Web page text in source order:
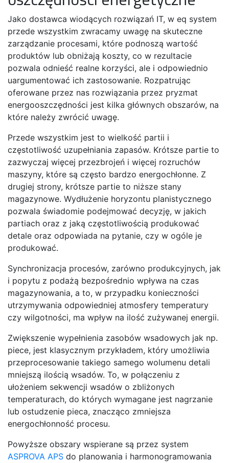
Jako dostawca wiodących rozwiązań IT, w eq system
przede wszystkim zwracamy uwagę na skuteczne
zarządzanie procesami, które podnoszą wartość
produktów lub obniżają koszty, co w rezultacie
pozwala odnieść realne korzyści, ale i odpowiednio
uargumentować ich zastosowanie. Rozpatrując
oferowane przez nas rozwiązania przez pryzmat
energooszczędności jest kilka głównych obszarów, na
które należy zwrócić uwagę.
Przede wszystkim jest to wielkość partii i
częstotliwość uzupełniania zapasów. Krótsze partie to
zazwyczaj więcej przezbrojeń i więcej rozruchów
maszyny, które są często bardzo energochłonne. Z
drugiej strony, krótsze partie to niższe stany
magazynowe. Wydłużenie horyzontu planistycznego
pozwala świadomie podejmować decyzję, w jakich
partiach oraz z jaką częstotliwością produkować
detale oraz odpowiada na pytanie, czy w ogóle je
produkować.
Synchronizacja procesów, zarówno produkcyjnych, jak
i popytu z podażą bezpośrednio wpływa na czas
magazynowania, a to, w przypadku konieczności
utrzymywania odpowiedniej atmosfery temperatury
czy wilgotności, ma wpływ na ilość zużywanej energii.
Zwiększenie wypełnienia zasobów wsadowych jak np.
piece, jest klasycznym przykładem, który umożliwia
przeprocesowanie takiego samego wolumenu detali
mniejszą ilością wsadów. To, w połączeniu z
ułożeniem sekwencji wsadów o zbliżonych
temperaturach, do których wymagane jest nagrzanie
lub ostudzenie pieca, znacząco zmniejsza
energochłonność procesu.
Powyższe obszary wspierane są przez system
ASPROVA APS do planowania i harmonogramowania